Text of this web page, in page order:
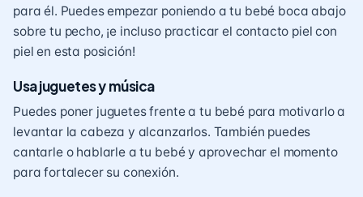
para él. Puedes empezar poniendo a tu bebé boca abajo
sobre tu pecho, ¡e incluso practicar el contacto piel con
piel en esta posición!
Usa juguetes y música
Puedes poner juguetes frente a tu bebé para motivarlo a
levantar la cabeza y alcanzarlos. También puedes
cantarle o hablarle a tu bebé y aprovechar el momento
para fortalecer su conexión.